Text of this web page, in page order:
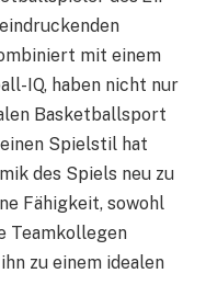
mit einem
IQ, haben nicht nur
Basketballsport
Spielstil hat
des Spiels neu zu
Fähigkeit, sowohl
Teamkollegen
zu einem idealen